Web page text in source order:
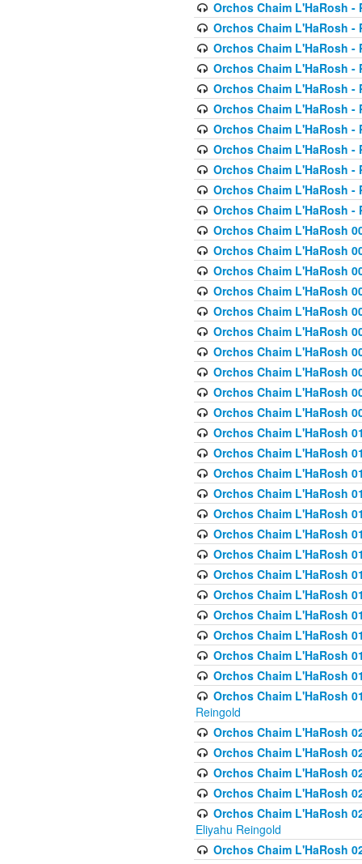
Orchos Chaim L'HaRosh -
Orchos Chaim L'HaRosh -
Orchos Chaim L'HaRosh -
Orchos Chaim L'HaRosh -
Orchos Chaim L'HaRosh -
Orchos Chaim L'HaRosh -
Orchos Chaim L'HaRosh -
Orchos Chaim L'HaRosh -
Orchos Chaim L'HaRosh -
Orchos Chaim L'HaRosh -
Orchos Chaim L'HaRosh -
Orchos Chaim L'HaRosh
Orchos Chaim L'HaRosh
Orchos Chaim L'HaRosh
Orchos Chaim L'HaRosh
Orchos Chaim L'HaRosh
Orchos Chaim L'HaRosh
Orchos Chaim L'HaRosh
Orchos Chaim L'HaRosh
Orchos Chaim L'HaRosh
Orchos Chaim L'HaRosh
Orchos Chaim L'HaRosh
Orchos Chaim L'HaRosh
Orchos Chaim L'HaRosh
Orchos Chaim L'HaRosh
Orchos Chaim L'HaRosh
Orchos Chaim L'HaRosh
Orchos Chaim L'HaRosh
Orchos Chaim L'HaRosh
Orchos Chaim L'HaRosh
Orchos Chaim L'HaRosh
Orchos Chaim L'HaRosh
Orchos Chaim L'HaRosh
Orchos Chaim L'HaRosh
Orchos Chaim L'HaRosh
Reingold
Orchos Chaim L'HaRosh
Orchos Chaim L'HaRosh
Orchos Chaim L'HaRosh
Orchos Chaim L'HaRosh
Orchos Chaim L'HaRosh
Eliyahu Reingold
Orchos Chaim L'HaRosh